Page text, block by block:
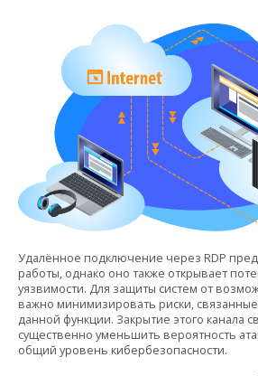
Удалённое подключение через RDP
работы, однако оно также открывает
уязвимости. Для защиты систем от
важно минимизировать риски,
данной функции. Закрытие этого канала
существенно уменьшить вероятность
общий уровень кибербезопасности.